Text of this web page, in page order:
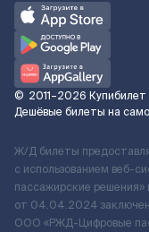
© 2011–2026 Купибилет
Дешёвые билеты на
Ж/Д билеты
с использованием
пассажирские
от 04.04.2024
ООО «РЖД-Цифровые